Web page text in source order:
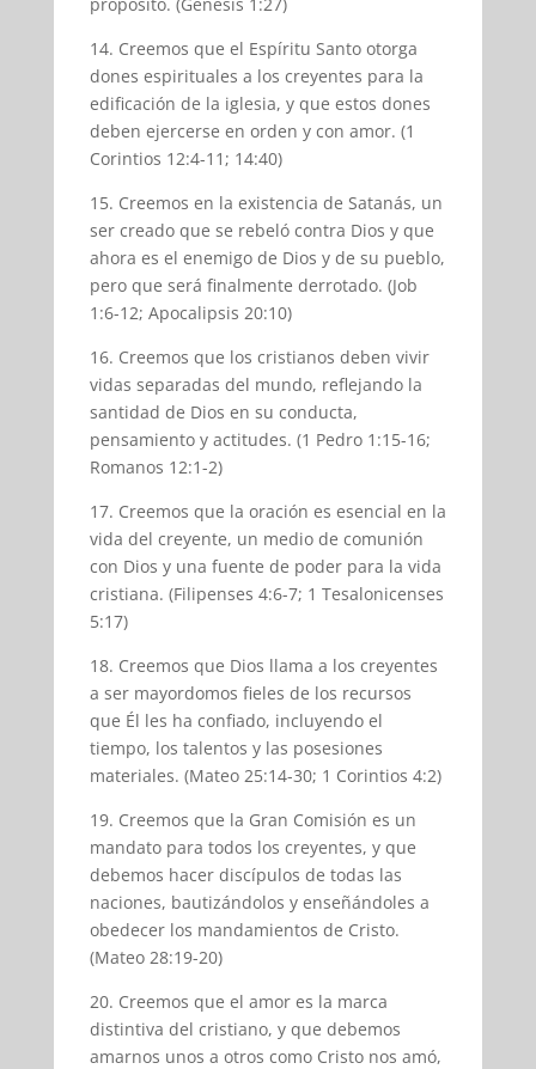
14. Creemos que el Espíritu Santo otorga
dones espirituales a los creyentes para la
edificación de la iglesia, y que estos dones
deben ejercerse en orden y con amor. (1
Corintios 12:4-11; 14:40)
15. Creemos en la existencia de Satanás, un
ser creado que se rebeló contra Dios y que
ahora es el enemigo de Dios y de su pueblo,
pero que será finalmente derrotado. (Job
1:6-12; Apocalipsis 20:10)
16. Creemos que los cristianos deben vivir
vidas separadas del mundo, reflejando la
santidad de Dios en su conducta,
pensamiento y actitudes. (1 Pedro 1:15-16;
Romanos 12:1-2)
17. Creemos que la oración es esencial en la
vida del creyente, un medio de comunión
con Dios y una fuente de poder para la vida
cristiana. (Filipenses 4:6-7; 1 Tesalonicenses
5:17)
18. Creemos que Dios llama a los creyentes
a ser mayordomos fieles de los recursos
que Él les ha confiado, incluyendo el
tiempo, los talentos y las posesiones
materiales. (Mateo 25:14-30; 1 Corintios 4:2)
19. Creemos que la Gran Comisión es un
mandato para todos los creyentes, y que
debemos hacer discípulos de todas las
naciones, bautizándolos y enseñándoles a
obedecer los mandamientos de Cristo.
(Mateo 28:19-20)
20. Creemos que el amor es la marca
distintiva del cristiano, y que debemos
amarnos unos a otros como Cristo nos amó,